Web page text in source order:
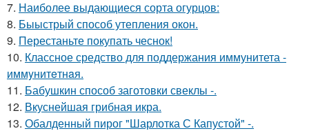
7. Наиболее выдающиеся сорта огурцов:
8. Быыстрый способ утепления окон.
9. Перестаньте покупать чеснок!
10. Классное средство для поддержания иммунитета -
иммyнитeтнaя.
11. Бабушкин способ заготовки свеклы -.
12. Вкуснейшая грибная икра.
13. Обалденный пирог "Шарлотка С Капустой" -.